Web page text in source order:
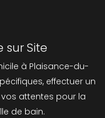
sur Site
à Plaisance-du-
effectuer un
attentes pour la
de bain.